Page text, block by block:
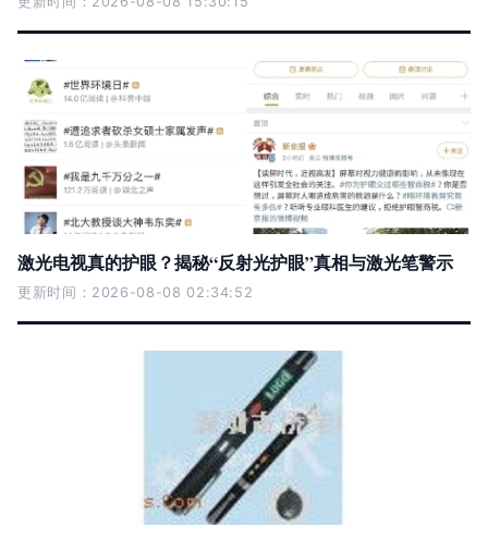
激光电视真的护眼？揭秘“反射光护眼”真相与激光笔警示
更新时间：2026-08-08 02:34:52